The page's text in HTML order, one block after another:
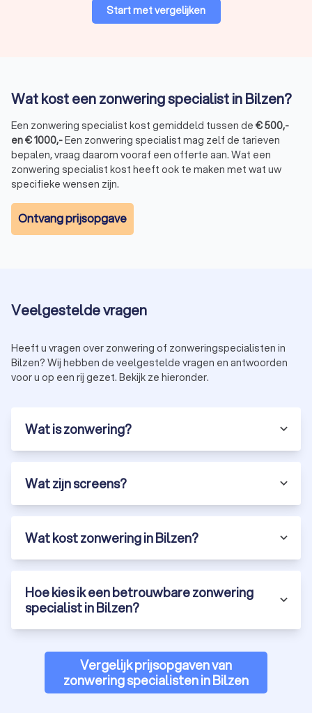
Start met vergelijken
Wat kost een zonwering specialist in Bilzen?
Een zonwering specialist kost gemiddeld tussen de €500,-
en€1000,-Een zonwering specialist mag zelf de tarieven
bepalen, vraag daarom vooraf een offerte aan. Wat een
zonwering specialist kost heeft ook te maken met wat uw
specifieke wensen zijn.
Ontvang prijsopgave
Veelgestelde vragen
Heeft u vragen over zonwering of zonweringspecialisten in
Bilzen? Wij hebben de veelgestelde vragen en antwoorden
voor u op een rij gezet. Bekijk ze hieronder.
Wat is zonwering?
Wat zijn screens?
Wat kost zonwering in Bilzen?
Hoe kies ik een betrouwbare zonwering
specialist in Bilzen?
Vergelijk prijsopgaven van
zonwering specialisten in Bilzen